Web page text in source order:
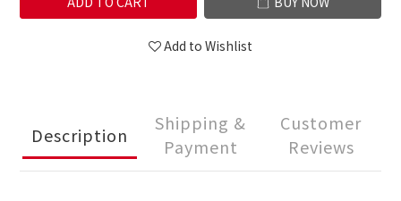
Add to Wishlist
Description
Shipping &
Payment
Customer
Reviews